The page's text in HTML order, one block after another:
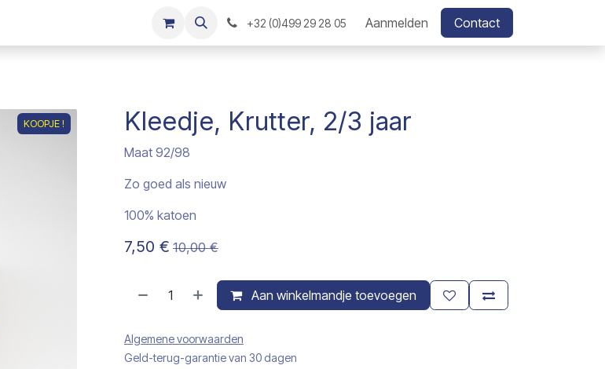
+32 (0)499 29 28 05 Aanmelden Contact
KOOPJE ! Kleedje, Krutter, 2/3 jaar
Maat 92/98
Zo goed als nieuw
100% katoen
7,50 € 10,00€
Aan winkelmandje toevoegen
Algemene voorwaarden
Geld-terug-garantie van 30 dagen